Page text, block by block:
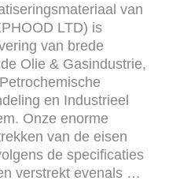
van
LTD) is
van brede
Olie & Gasindustrie,
en Industrieel
Onze enorme
van de eisen
de specificaties
verstrekt evenals om